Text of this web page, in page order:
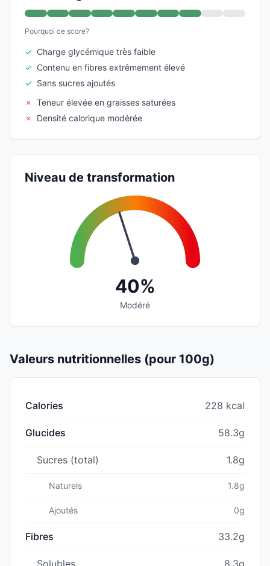
Pourquoi ce score?
✓ Charge glycémique très faible
✓ Contenu en fibres extrêmement élevé
✓ Sans sucres ajoutés
✗ Teneur élevée en graisses saturées
✗
Densité calorique modérée
Niveau de transformation
40%
Modéré
Valeurs nutritionnelles (pour 100g)
Calories 228 kcal
Glucides 58.3g
Sucres (total) 1.8g
Naturels 1.8g
Ajoutés 0g
Fibres 33.2g
Solubles 8.3g